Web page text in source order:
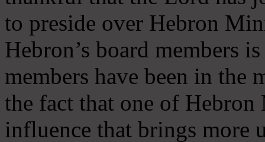
to preside over Hebron
Hebron’s board members
members have been in
the fact that one of
influence that brings more